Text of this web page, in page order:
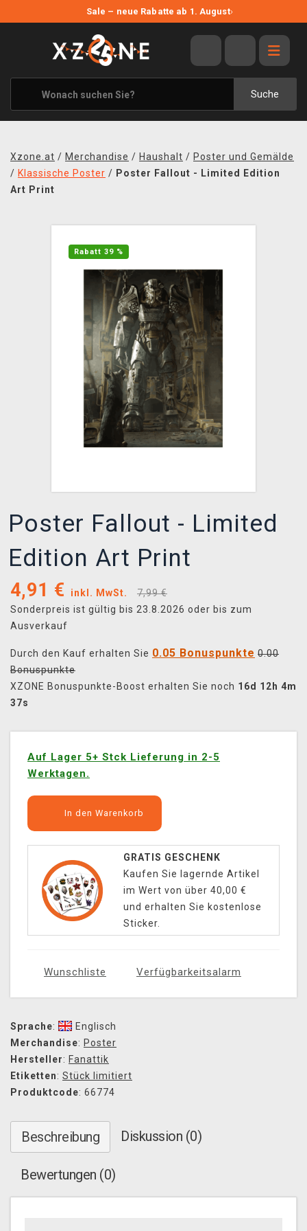
Sale – neue Rabatte ab 1. August›
Suche
ANGEBOTE
ALLE MARKEN
XZONE ORIGINALS
KLEIDUNG & ACCESSOIRES
BÜCHER & COMICS
XZONE CLUB
Xzone.at / Merchandise / Haushalt / Poster und Gemälde
/ Klassische Poster / Poster Fallout - Limited Edition
Art Print
Rabatt 39 %
Poster Fallout - Limited
Edition Art Print
4,91 € inkl. MwSt.
7,99 €
Sonderpreis ist gültig bis 23.8.2026 oder bis zum
Ausverkauf
Durch den Kauf erhalten Sie 0.05 Bonuspunkte 0.00
Bonuspunkte
XZONE Bonuspunkte-Boost erhalten Sie noch 16d 12h 4m
37s
Auf Lager 5+ Stck Lieferung in 2-5
Werktagen.
In den Warenkorb
GRATIS GESCHENK
Kaufen Sie lagernde Artikel
im Wert von über 40,00 €
und erhalten Sie kostenlose
Sticker.
Wunschliste Verfügbarkeitsalarm
Sprache:
Englisch
Merchandise: Poster
Hersteller: Fanattik
Etiketten: Stück limitiert
Produktcode: 66774
Beschreibung Diskussion (0)
Bewertungen (0)